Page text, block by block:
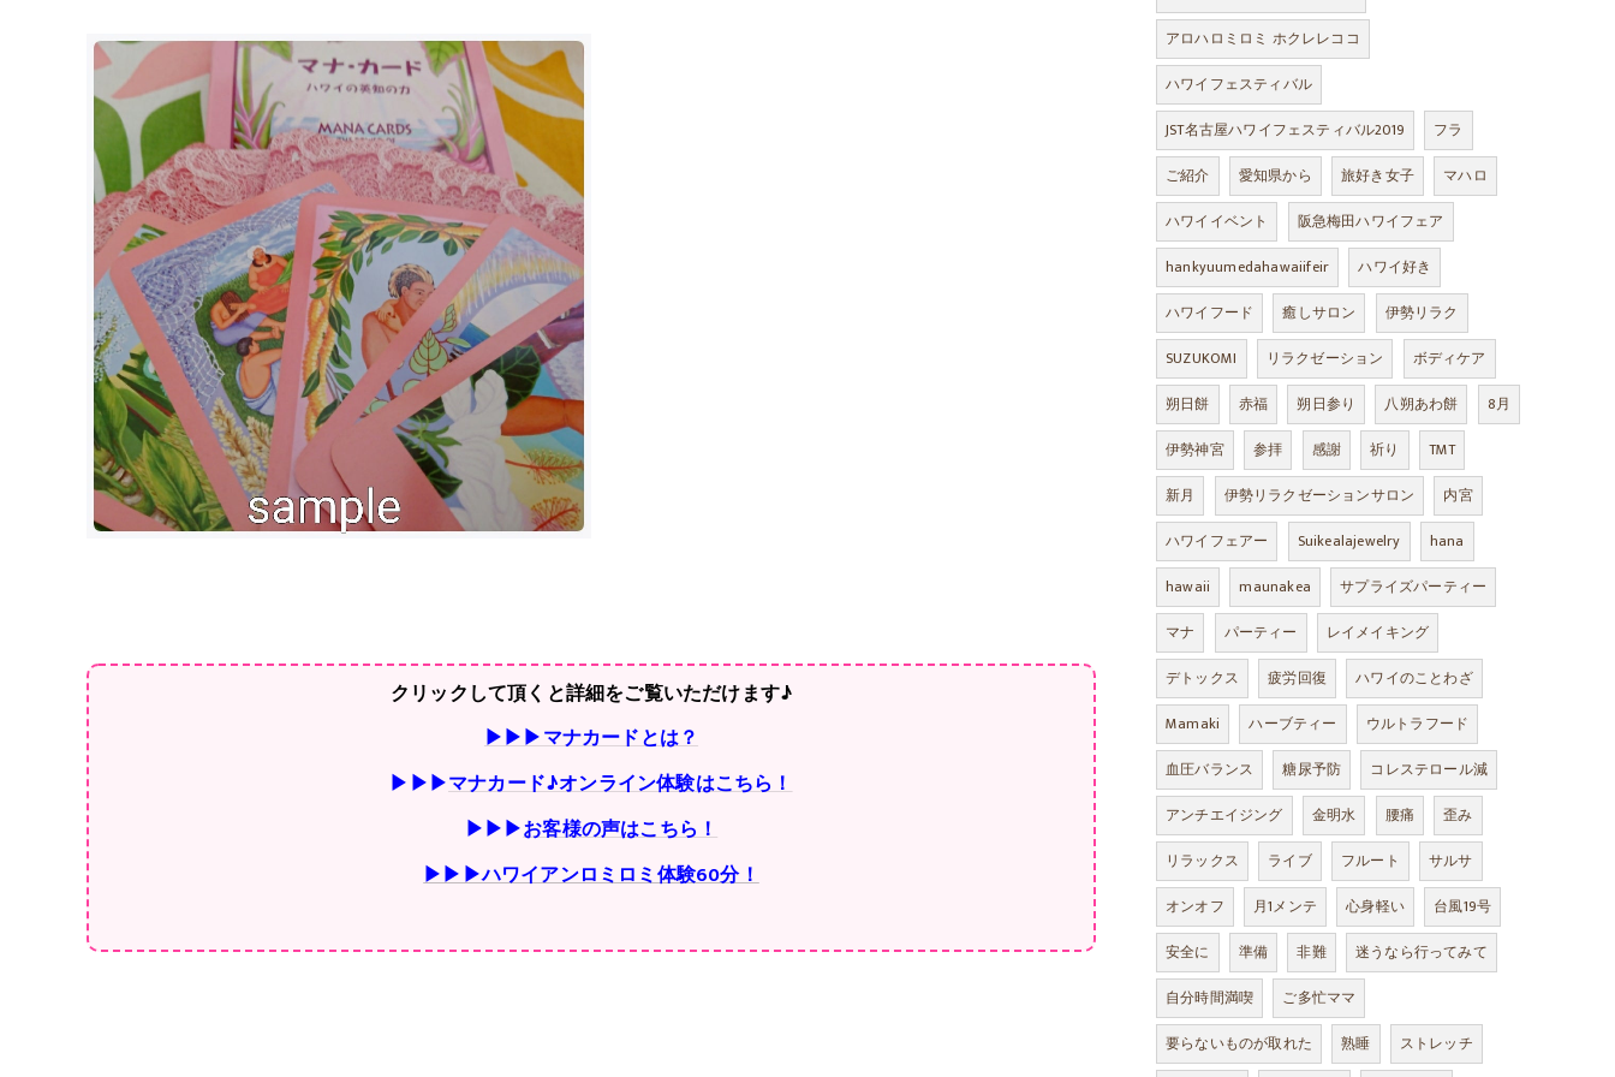
クリックして頂くと詳細をご覧いただけます♪
▶▶▶マナカードとは？
▶▶▶マナカード♪オンライン体験はこちら！
▶▶▶お客様の声はこちら！
▶▶▶ハワイアンロミロミ体験60分！
アロハロミロミ ホクレレココ
ハワイフェスティバル
JST名古屋ハワイフェスティバル2019
フラ
ご紹介
愛知県から 旅好き女子
マハロ
ハワイイベント
阪急梅田ハワイフェア
hankyuumedahawaiifeir
ハワイ好き
ハワイフード
癒しサロン
伊勢リラク
SUZUKOMI
リラクゼーション
ボディケア
朔日餅
赤福 朔日参り 八朔あわ餅
8月
伊勢神宮
参拝 感謝 祈り
TMT
新月
伊勢リラクゼーションサロン
内宮
ハワイフェアー
Suikealajewelry
hana
hawaii
maunakea
サプライズパーティー
マナ
パーティー
レイメイキング
デトックス
疲労回復
ハワイのことわざ
Mamaki
ハーブティー
ウルトラフード
血圧バランス
糖尿予防
コレステロール減
アンチエイジング
金明水 腰痛
歪み
リラックス
ライブ フルート
サルサ
オンオフ
月1メンテ 心身軽い
台風19号
安全に
準備 非難
迷うなら行ってみて
自分時間満喫
ご多忙ママ
要らないものが取れた
熟睡 ストレッチ